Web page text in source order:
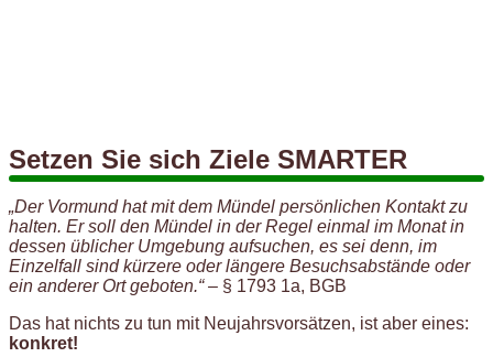
Setzen Sie sich Ziele SMARTER
„Der Vormund hat mit dem Mündel persönlichen Kontakt zu
halten. Er soll den Mündel in der Regel einmal im Monat in
dessen üblicher Umgebung aufsuchen, es sei denn, im
Einzelfall sind kürzere oder längere Besuchsabstände oder
ein anderer Ort geboten.“– § 1793 1a, BGB
Das hat nichts zu tun mit Neujahrsvorsätzen, ist aber eines:
konkret!